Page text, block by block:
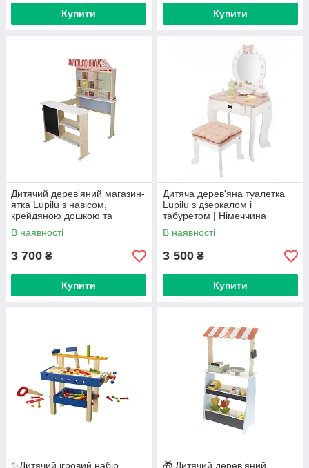
Купити Купити
Дитячий дерев'яний магазин-
ятка Lupilu з навісом,
крейдяною дошкою та
аксесуарами
В наявності
3 700 ₴
Купити
Дитяча дерев'яна туалетка
Lupilu з дзеркалом і
табуретом | Німеччина
В наявності
3 500 ₴
Купити
✨Дитячий ігровий набір 🎁 Дитячий дерев’яний